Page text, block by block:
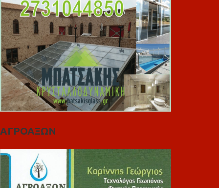
ΑΓΡΟΑΞΩΝ